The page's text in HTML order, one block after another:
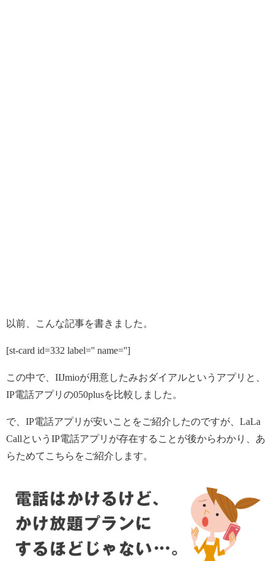
以前、こんな記事を書きました。
[st-card id=332 label='' name='']
この中で、IIJmioが用意したみおダイアルというアプリと、
IP電話アプリの050plusを比較しました。
で、IP電話アプリが安いことをご紹介したのですが、LaLa
CallというIP電話アプリが存在することが後からわかり、あ
らためてこちらをご紹介します。